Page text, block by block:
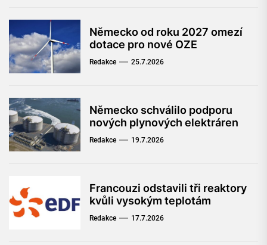
Německo od roku 2027 omezí
dotace pro nové OZE
Redakce 25.7.2026
Německo schválilo podporu
nových plynových elektráren
Redakce 19.7.2026
Francouzi odstavili tři reaktory
kvůli vysokým teplotám
Redakce 17.7.2026